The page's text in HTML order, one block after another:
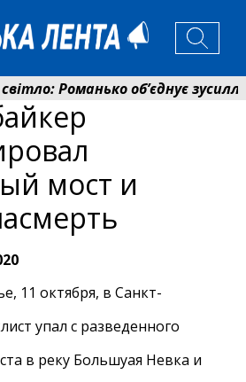
Романько об’єднує зусилля
спрямував 0,2 млрд грн на
мост и
11 октября, в Санкт-
упал с разведенного
в реку Большуая Невка и